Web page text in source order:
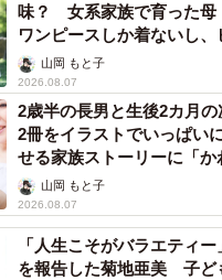
味？ 女系家族で育った
ワンピースしか着ないし
へんが…
山岡 もと子
2026.08.07
2歳半の長男と生後2カ月
2冊をイラストでいっぱい
せる家族ストーリーに「か
山岡 もと子
2026.08.07
「人生こそがバラエティ
を報告した菊地亜美 子ど